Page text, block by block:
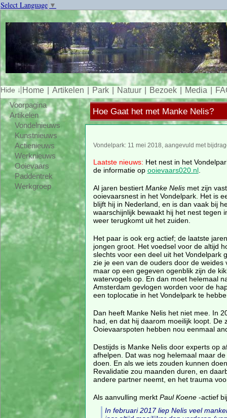
Select Language ▼
Home Artikelen Park Natuur Bezoek Media
Voorpagina
Artikelen
Vondelnieuws
Kunstnieuws
Actienieuws
Werknieuws
Ooievaars
Paddentrek
Werkgroep
Hoe Gaat het met Manke Nelis?
Vondelpark: 11 mei 2018, aangevuld met
Laatste nieuws: Het nest in het
de informatie op ooievaars020.nl.
Al jaren bestiert Manke Nelismet zijn
ooievaarsnest in het Vondelpark. Het is
blijft hij in Nederland, en is dan vaak bij
waarschijnlijk bewaakt hij het nest tegen
weer terugkomt uit het zuiden.
Het paar is ook erg actief; de laatste
jongen groot. Het voedsel voor de altijd
slechts voor een deel uit het Vondelpark
zie je een van de ouders door de weides
maar op een gegeven ogenblik zijn de
watervogels op. En dan moet helemaal
Amsterdam gevlogen worden voor de
een toplocatie in het Vondelpark te
Dan heeft Manke Nelis het niet mee. In
had, en dat hij daarom moeilijk loopt. De
Ooievaarspoten hebben nou eenmaal
Destijds is Manke Nelis door experts op
afhelpen. Dat was nog helemaal maar
doen. En als we iets zouden kunnen
Revalidatie zou maanden duren, en
andere partner neemt, en het trauma
Als aanvulling merkt Paul Koene-actief
In februari 2017 liep Nelis veel